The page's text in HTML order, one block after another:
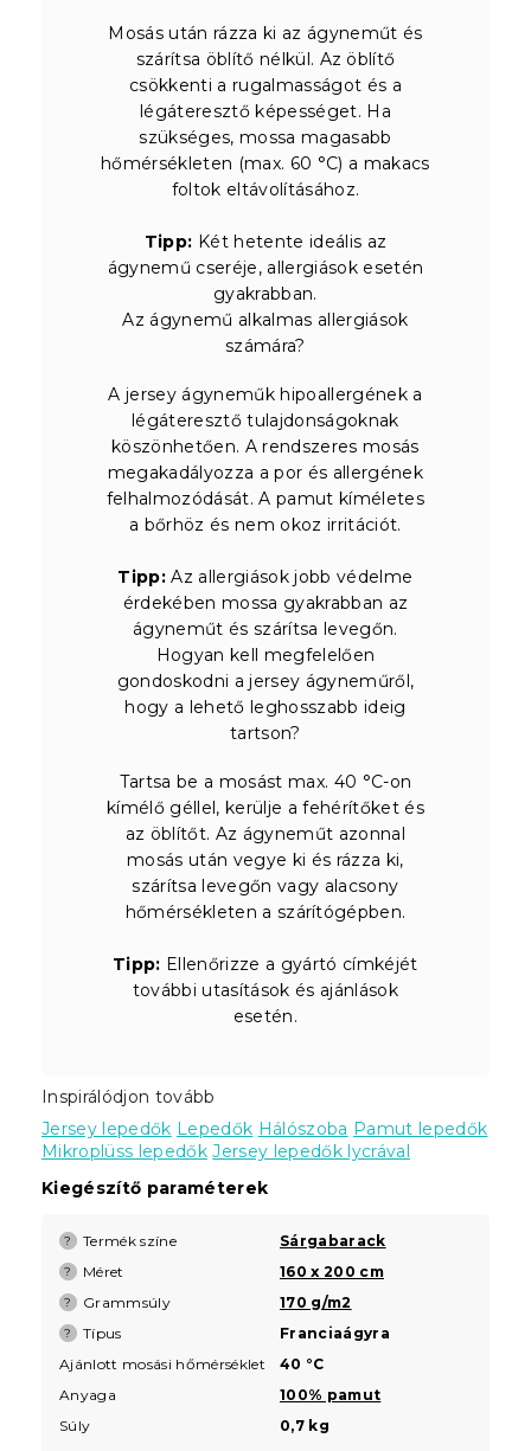
Mosás után rázza ki az ágyneműt és
szárítsa öblítő nélkül. Az öblítő
csökkenti a rugalmasságot és a
légáteresztő képességet. Ha
szükséges, mossa magasabb
hőmérsékleten (max. 60 °C) a makacs
foltok eltávolításához.
Tipp: Két hetente ideális az
ágynemű cseréje, allergiások esetén
gyakrabban.
Az ágynemű alkalmas allergiások
számára?
A jersey ágyneműk hipoallergének a
légáteresztő tulajdonságoknak
köszönhetően. A rendszeres mosás
megakadályozza a por és allergének
felhalmozódását. A pamut kíméletes
a bőrhöz és nem okoz irritációt.
Tipp: Az allergiások jobb védelme
érdekében mossa gyakrabban az
ágyneműt és szárítsa levegőn.
Hogyan kell megfelelően
gondoskodni a jersey ágyneműről,
hogy a lehető leghosszabb ideig
tartson?
Tartsa be a mosást max. 40 °C-on
kímélő géllel, kerülje a fehérítőket és
az öblítőt. Az ágyneműt azonnal
mosás után vegye ki és rázza ki,
szárítsa levegőn vagy alacsony
hőmérsékleten a szárítógépben.
Tipp: Ellenőrizze a gyártó címkéjét
további utasítások és ajánlások
esetén.
Inspirálódjon tovább
Jersey lepedők Lepedők Hálószoba Pamut lepedők
Mikroplüss lepedők Jersey lepedők lycrával
Kiegészítő paraméterek
? Termék színe Sárgabarack
? Méret 160 x 200 cm
? Grammsúly 170 g/m2
? Típus
Franciaágyra
Ajánlott mosási hőmérséklet
40 °C
Anyaga
100% pamut
Súly
0,7 kg